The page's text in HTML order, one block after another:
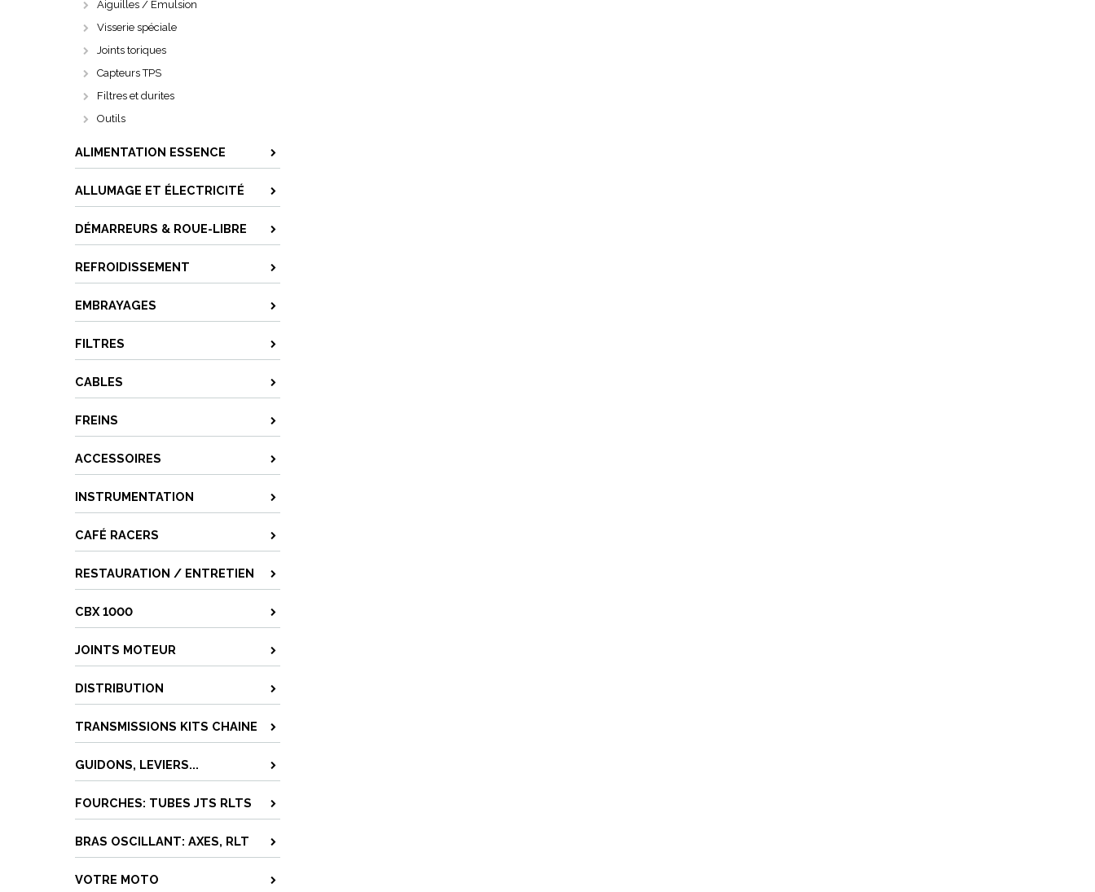
Aiguilles / Emulsion
Visserie spéciale
Joints toriques
Capteurs TPS
Filtres et durites
Outils
ALIMENTATION ESSENCE
ALLUMAGE ET ÉLECTRICITÉ
DÉMARREURS & ROUE-LIBRE
REFROIDISSEMENT
EMBRAYAGES
FILTRES
CABLES
FREINS
ACCESSOIRES
INSTRUMENTATION
CAFÉ RACERS
RESTAURATION / ENTRETIEN
CBX 1000
JOINTS MOTEUR
DISTRIBUTION
TRANSMISSIONS KITS CHAINE
GUIDONS, LEVIERS...
FOURCHES: TUBES JTS RLTS
BRAS OSCILLANT: AXES, RLT
VOTRE MOTO